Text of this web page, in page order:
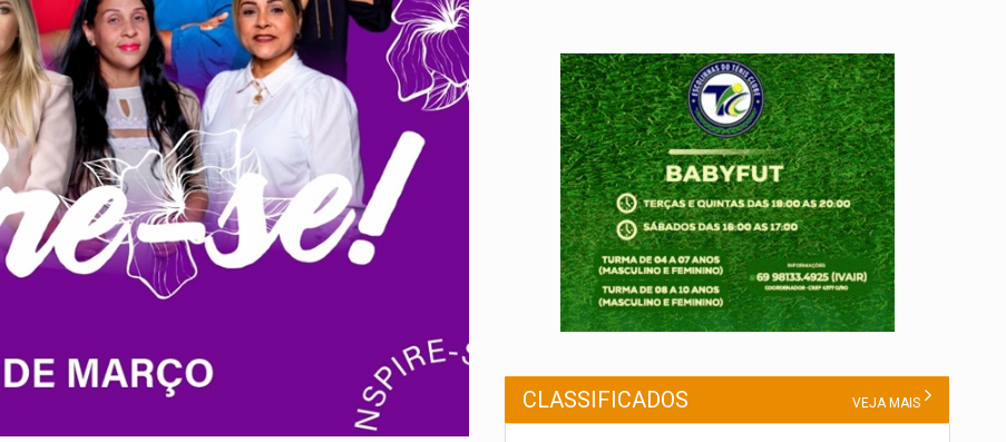
CLASSIFICADOS VEJA MAIS